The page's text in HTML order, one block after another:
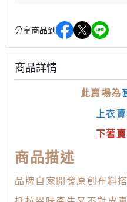
分享商品到
商品詳情
此賣場為
上衣
下著
商品描述
品牌自家開發原創布料